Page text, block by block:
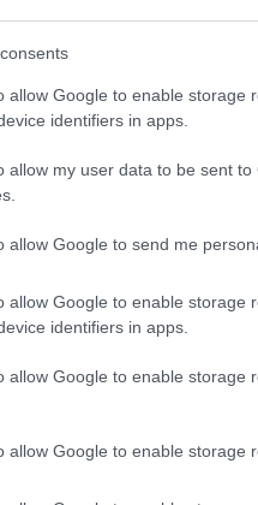
allow Google to enable storage
identifiers in apps.
allow my user data to be sent
allow Google to send me
allow Google to enable storage
identifiers in apps.
allow Google to enable storage
allow Google to enable storage